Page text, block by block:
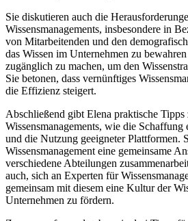
Sie diskutieren auch die
Wissensmanagements, insbesondere in
von Mitarbeitenden und den
das Wissen im Unternehmen zu
zugänglich zu machen, um den
Sie betonen, dass vernünftiges
die Effizienz steigert.
Abschließend gibt Elena praktische Tipps
Wissensmanagements, wie die Schaffung
und die Nutzung geeigneter Plattformen.
Wissensmanagement eine gemeinsame
verschiedene Abteilungen
auch, sich an Experten für
gemeinsam mit diesem eine Kultur der
Unternehmen zu fördern.